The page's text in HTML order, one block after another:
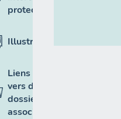
protection
Illustrations
Liens
vers des
dossiers
associés